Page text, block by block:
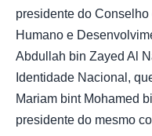
presidente do
Humano e
Abdullah bin Zayed Al
Identidade Nacional,
Mariam bint Mohamed
presidente do mesmo